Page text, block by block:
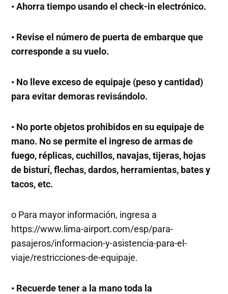
• Ahorra tiempo usando el check-in electrónico.
• Revise el número de puerta de embarque que
corresponde a su vuelo.
• No lleve exceso de equipaje (peso y cantidad)
para evitar demoras revisándolo.
• No porte objetos prohibidos en su equipaje de
mano. No se permite el ingreso de armas de
fuego, réplicas, cuchillos, navajas, tijeras, hojas
de bisturí, flechas, dardos, herramientas, bates y
tacos, etc.
o Para mayor información, ingresa a
https://www.lima-airport.com/esp/para-
pasajeros/informacion-y-asistencia-para-el-
viaje/restricciones-de-equipaje.
• Recuerde tener a la mano toda la